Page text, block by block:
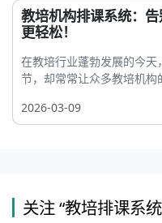
教培机构排课系统：
更轻松！
在教培行业蓬勃发展的今
节，却常常让众多教培机构
2026-03-09
关注 “教培排课系